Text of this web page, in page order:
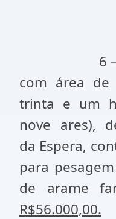
6 – Uma
com área de
trinta e um
nove ares),
da Espera,
para
de arame
R$56.000,00.